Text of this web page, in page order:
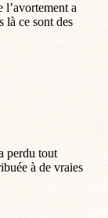
l’avortement a
là ce sont des
perdu tout
à de vraies